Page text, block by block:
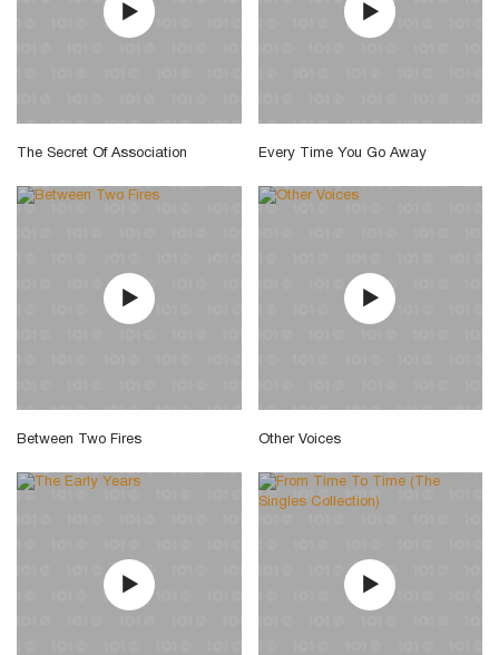
The Secret Of Association Every Time You Go Away
Between Two Fires Other Voices